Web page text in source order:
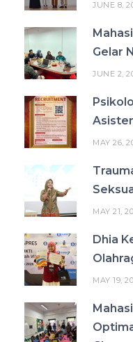
JUNE 8,
Gelar
JUNE 2,
MAY 26,
MAY 21,
Dhia
MAY 19,